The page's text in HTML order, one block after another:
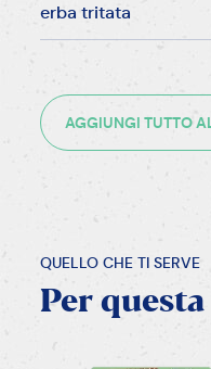
erba tritata
AGGIUNGI TUTTO
QUELLO CHE TI SERVE
Per questa